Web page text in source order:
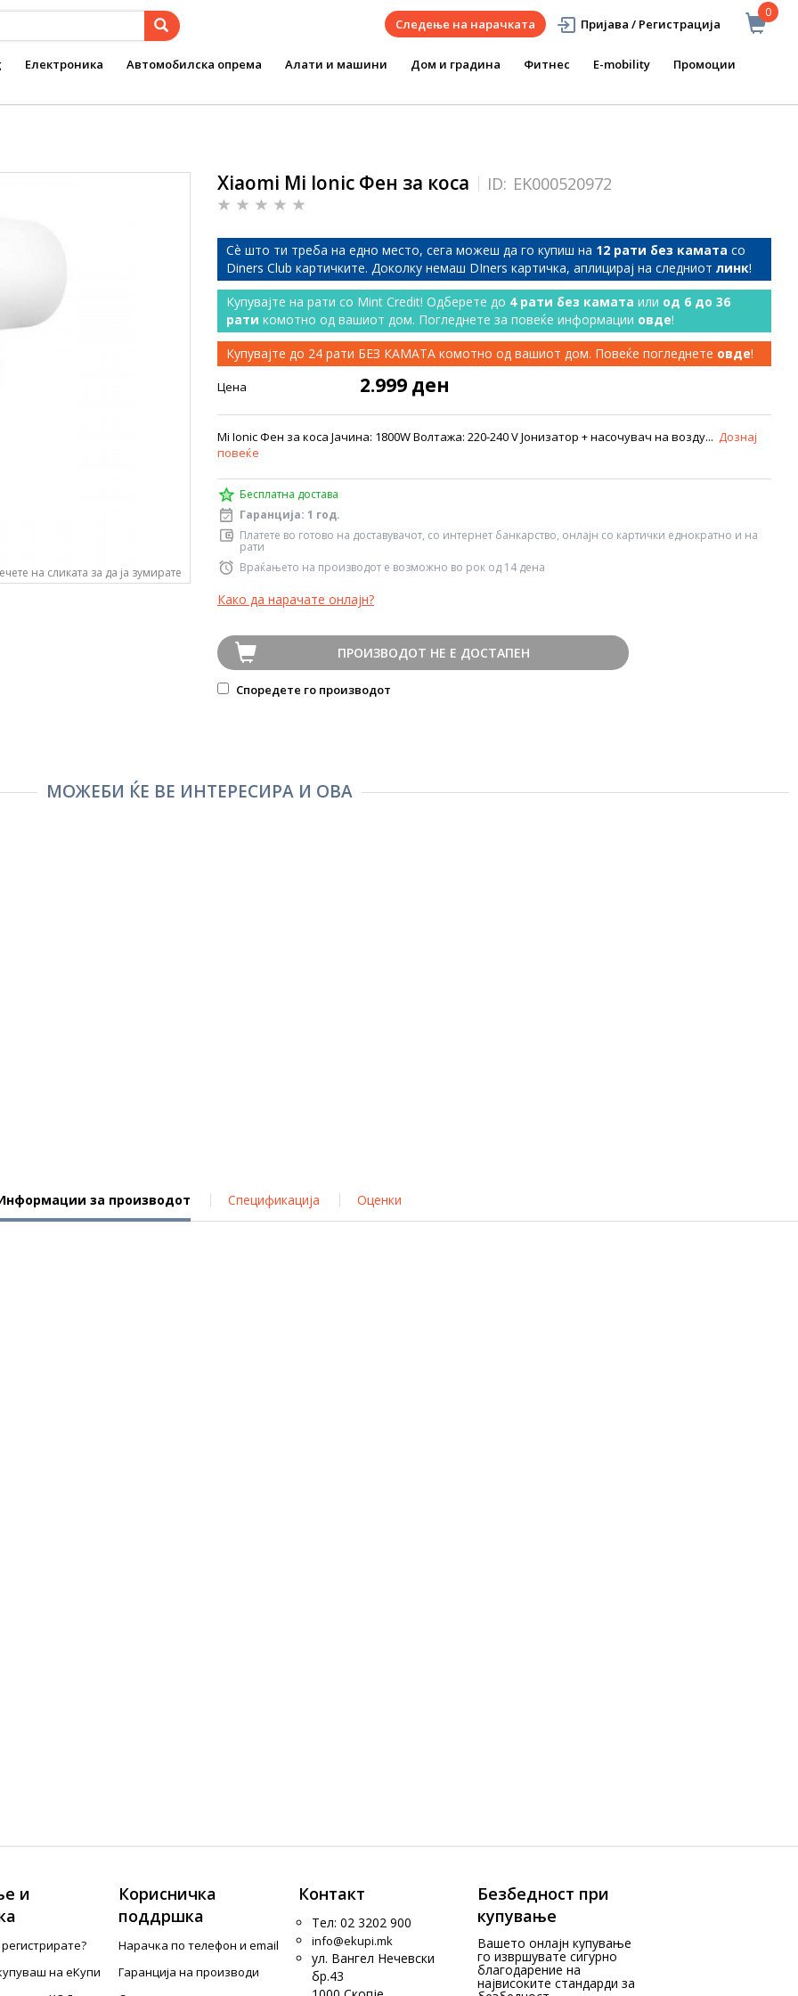
0
Следење на нарачката Пријава / Регистрација
Електроника Автомобилска опрема Алати и машини Дом и градина Фитнес E-mobility Промоции
на сликата за да ја зумирате
Xiaomi Mi Ionic Фен за коса ID: EK000520972
Сѐ што ти треба на едно место, сега можеш да го купиш на 12 рати без камата со
Diners Club картичките. Доколку немаш DIners картичка, аплицирај на следниот линк!
Купувајте на рати со Mint Credit! Одберете до 4 рати без камата или од 6 до 36
рати комотно од вашиот дом. Погледнете за повеќе информации овде!
Купувајте до 24 рати БЕЗ КАМАТА комотно од вашиот дом. Повеќе погледнете овде!
Цена 2.999 ден
Mi Ionic Фен за коса Јачина: 1800W Волтажа: 220-240 V Јонизатор + насочувач на возду... Дознај
повеќе
Бесплатна достава
Гаранција: 1 год.
Платете во готово на доставувачот, со интернет банкарство, онлајн со картички еднократно и на
рати
Враќањето на производот е возможно во рок од 14 дена
Како да нарачате онлајн?
ПРОИЗВОДОТ НЕ Е ДОСТАПЕН
Споредете го производот
МОЖЕБИ ЌЕ ВЕ ИНТЕРЕСИРА И ОВА
за производот Спецификација Оценки
и
на еКупи
Корисничка
поддршка
Нарачка по телефон и еmail
Гаранција на производи
Контакт
Тел: 02 3202 900
info@ekupi.mk
ул. Вангел Нечевски
бр.43
Безбедност при
купување
Вашето онлајн купување
го извршувате сигурно
благодарение на
највисоките стандарди за